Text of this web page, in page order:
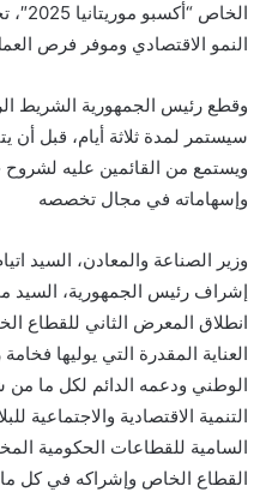
النمو الاقتصادي وموفر فرص
وقطع رئيس الجمهورية الشريط
سيستمر لمدة ثلاثة أيام، قبل أن
ويستمع من القائمين عليه
وإسهاماته في مجال تخصصه
وزير الصناعة والمعادن، السيد
إشراف رئيس الجمهورية، السيد
انطلاق المعرض الثاني للقطاع
العناية المقدرة التي يوليها
الوطني ودعمه الدائم لكل ما من
التنمية الاقتصادية والاجتماعية
السامية للقطاعات الحكومية
القطاع الخاص وإشراكه في كل ما